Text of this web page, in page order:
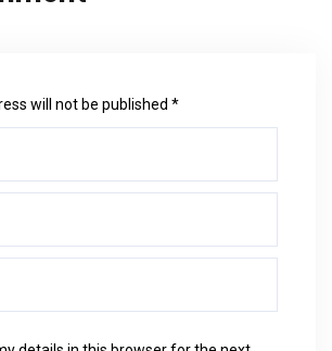
will not be published *